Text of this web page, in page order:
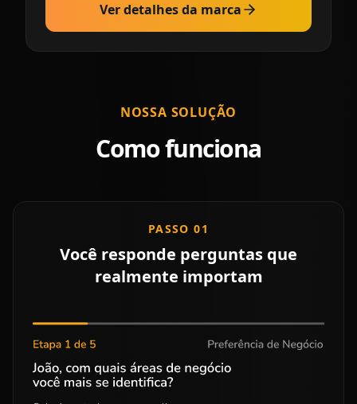
Ver detalhes da marca
NOSSA SOLUÇÃO
Como funciona
PASSO 01
Você responde perguntas que
realmente importam